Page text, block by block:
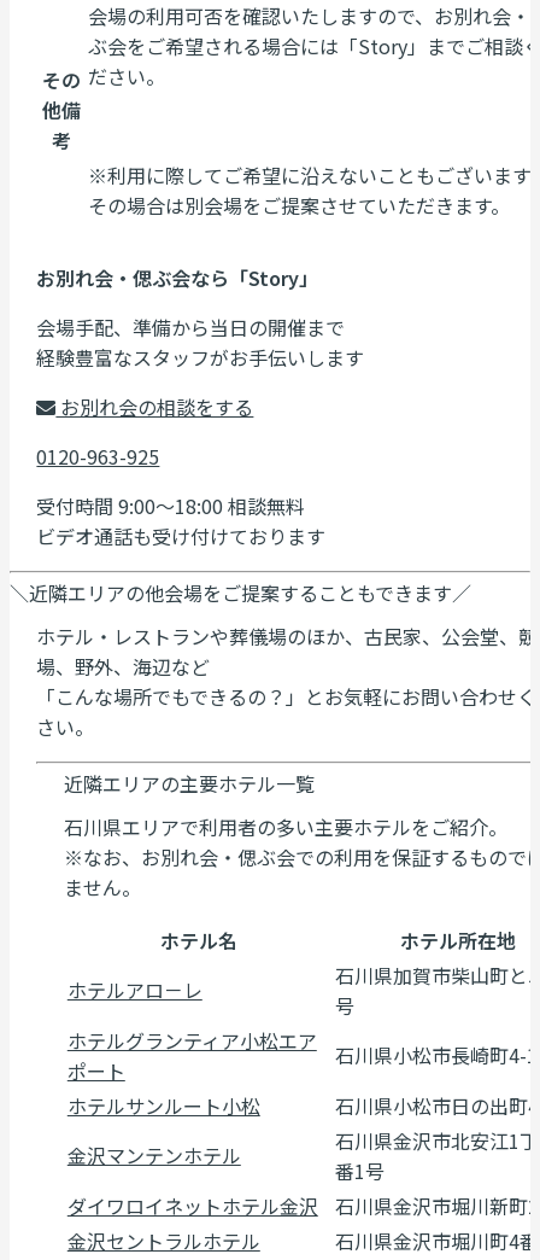
その
他備
考
会場の利用可否を確認いたしますので、お別れ会・
ぶ会をご希望される場合には「Story」までご相談
ださい。
※利用に際してご希望に沿えないこともございます
その場合は別会場をご提案させていただきます。
お別れ会・偲ぶ会なら「Story」
会場手配、準備から当日の開催まで
経験豊富なスタッフがお手伝いします
お別れ会の相談をする
0120-963-925
受付時間 9:00～18:00 相談無料
ビデオ通話も受け付けております
＼近隣エリアの他会場をご提案することもできます／
ホテル・レストランや葬儀場のほか、古民家、公会堂、
場、野外、海辺など
「こんな場所でもできるの？」とお気軽にお問い合わせ
さい。
近隣エリアの主要ホテル一覧
石川県エリアで利用者の多い主要ホテルをご紹介。
※なお、お別れ会・偲ぶ会での利用を保証するもので
ません。
ホテル名
ホテル所在地
ホテルアロ－レ
石川県加賀市柴山町と
号
ホテルグランティア小松エア
ポート
石川県小松市長崎町4-
ホテルサンルート小松
石川県小松市日の出町
金沢マンテンホテル
石川県金沢市北安江1
番1号
ダイワロイネットホテル金沢
石川県金沢市堀川新町
金沢セントラルホテル
石川県金沢市堀川町4